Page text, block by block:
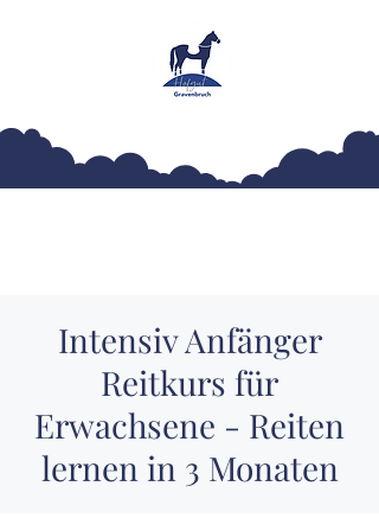
Intensiv Anfänger
Reitkurs für
Erwachsene - Reiten
lernen in 3 Monaten